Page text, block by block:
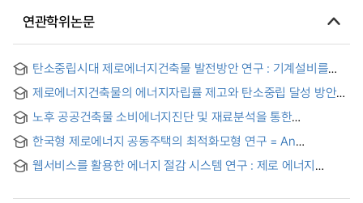
연관학위논문
탄소중립시대 제로에너지건축물 발전방안 연구 : 기계설비를
중심으로 = A Study on Strategies for Zero Energy Buildings
in the Era of Carbon Neutrality: With a Focus on Building
Mechanical Systems
제로에너지건축물의 에너지자립률 제고와 탄소중립 달성 방안
연구 = A Study on the Improvement of Energy
Independence and the Achievement of Carbon Neutrality
in Zero Energy Buildings
노후 공공건축물 소비에너지진단 및 재료분석을 통한
제로에너지건축물 전환 촉진방안 = Facilitating Zero Energy
Transition of Aging Public Buildings via Energy Diagnostics
and Material Diagnostics and Material Analysis.
한국형 제로에너지 공동주택의 최적화모형 연구 = An
optimization model of Korean zero energy housing under
the new climate regime
웹서비스를 활용한 에너지 절감 시스템 연구 : 제로 에너지
Using Web Services - Centered on Zero Energy House -